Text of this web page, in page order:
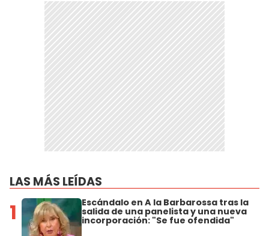
LAS MÁS LEÍDAS
1 Escándalo en A la Barbarossa tras la
salida de una panelista y una nueva
incorporación: "Se fue ofendida"